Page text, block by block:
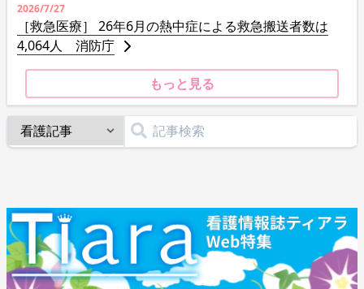
2026/7/27
［救急医療］ 26年6月の熱中症による救急搬送者数は
4,064人 消防庁
もっと見る